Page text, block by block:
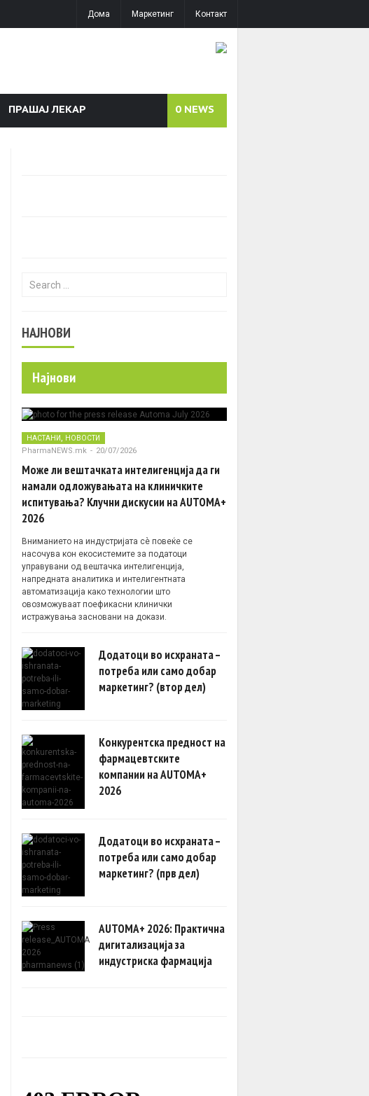
Дома Маркетинг Контакт
ПРАШАЈ ЛЕКАР 0 NEWS
Search for:
НАЈНОВИ
Најнови
НАСТАНИ , НОВОСТИ
PharmaNEWS.mk - 20/07/2026
Може ли вештачката интелигенција да ги
намали одложувањата на клиничките
испитувања? Клучни дискусии на AUTOMA+
2026
Вниманието на индустријата сè повеќе се
насочува кон екосистемите за податоци
управувани од вештачка интелигенција,
напредната аналитика и интелигентната
автоматизација како технологии што
овозможуваат поефикасни клинички
истражувања засновани на докази.
Додатоци во исхраната –
потреба или само добар
маркетинг? (втор дел)
Конкурентска предност на
фармацевтските
компании на AUTOMA+
2026
Додатоци во исхраната –
потреба или само добар
маркетинг? (прв дел)
AUTOMA+ 2026: Практична
дигитализација за
индустриска фармација